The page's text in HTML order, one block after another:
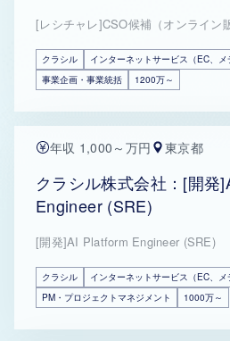
[レシチャレ]CSO候補（オンライン
クラシル
インターネットサービス（EC、メ
事業企画・事業統括
1200万～
年収 1,000～万円 東京都
クラシル株式会社：[開発
Engineer (SRE)
[開発]AI Platform Engineer (SRE)
クラシル
インターネットサービス（EC、メ
PM・プロジェクトマネジメント
1000万～